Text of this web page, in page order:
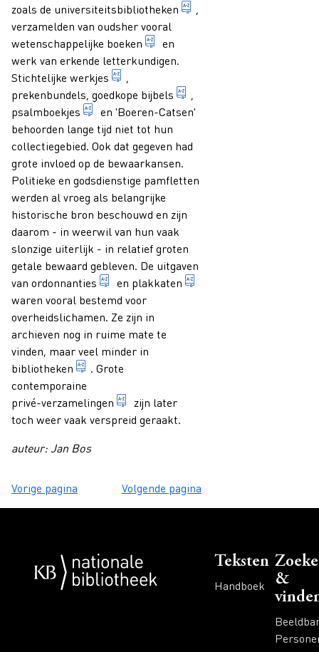
zoals de universiteitsbibliotheken
,
verzamelden van oudsher vooral
wetenschappelijke boeken
specialistische publicaties
en
werk van erkende letterkundigen.
Stichtelijke werkjes
,
prekenbundels, goedkope bijbels
,
psalmboekjes
boek met psalmen, in het bijzonder in een
en 'Boeren-Catsen'
behoorden lange tijd niet tot hun
collectiegebied. Ook dat gegeven had
grote invloed op de bewaarkansen.
Politieke en godsdienstige pamfletten
werden al vroeg als belangrijke
historische bron beschouwd en zijn
daarom - in weerwil van hun vaak
slonzige uiterlijk - in relatief groten
getale bewaard gebleven. De uitgaven
van ordonnanties voorschrift of bepaling door een
en plakkaten
waren vooral bestemd voor
overheidslichamen. Ze zijn in
archieven nog in ruime mate te
vinden, maar veel minder in
bibliotheken
1. geordende collectie van boeken,
. Grote
contemporaine
privé-verzamelingen
verzameling die het eigendom is
zijn later
toch weer vaak verspreid geraakt.
auteur: Jan Bos
Vorige pagina Volgende pagina
Voet
Teksten
Handboek
&